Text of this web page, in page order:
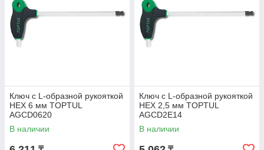
Ключ с L-образной рукояткой
HEX 6 мм TOPTUL
AGCD0620
В наличии
Ключ с L-образной рукояткой
HEX 2,5 мм TOPTUL
AGCD2E14
В наличии